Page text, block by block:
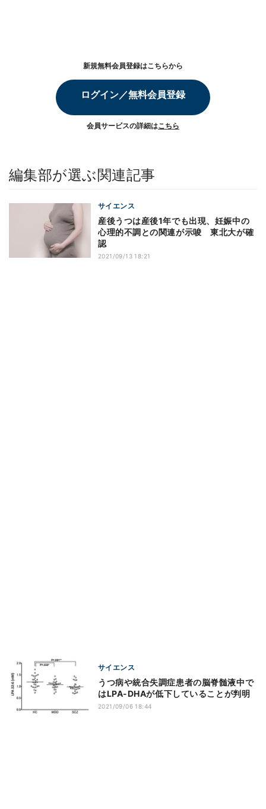
新規無料会員登録はこちらから
ログイン／無料会員登録
会員サービスの詳細はこちら
編集部が選ぶ関連記事
サイエンス
産後うつは産後1年でも出現、妊娠中の
心理的不調との関連が示唆 東北大が確
認
2021/09/13 18:21
サイエンス
うつ病や統合失調症患者の脳脊髄液中で
はLPA-DHAが低下していることが判明
2021/09/06 18:44